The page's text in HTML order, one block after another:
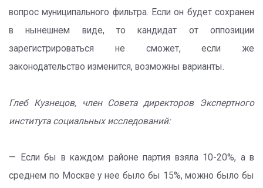
вопрос муниципального фильтра. Если он будет сохранен
в нынешнем виде, то кандидат от оппозиции
зарегистрироваться не сможет, если же
законодательство изменится, возможны варианты.
Глеб Кузнецов, член Совета директоров Экспертного
института социальных исследований:
— Если бы в каждом районе партия взяла 10-20%, а в
среднем по Москве у нее было бы 15%, можно было бы